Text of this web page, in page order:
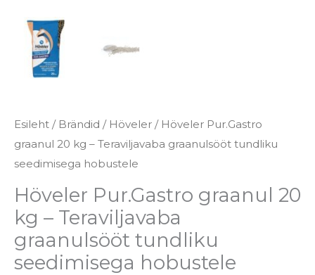
Esileht / Brändid / Höveler / Höveler Pur.Gastro
graanul 20 kg – Teraviljavaba graanulsööt tundliku
seedimisega hobustele
Höveler Pur.Gastro graanul 20
kg – Teraviljavaba
graanulsööt tundliku
seedimisega hobustele